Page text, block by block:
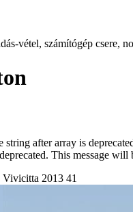
vétel, számítógép csere,
string after array is
This message will
Vivicitta 2013 41